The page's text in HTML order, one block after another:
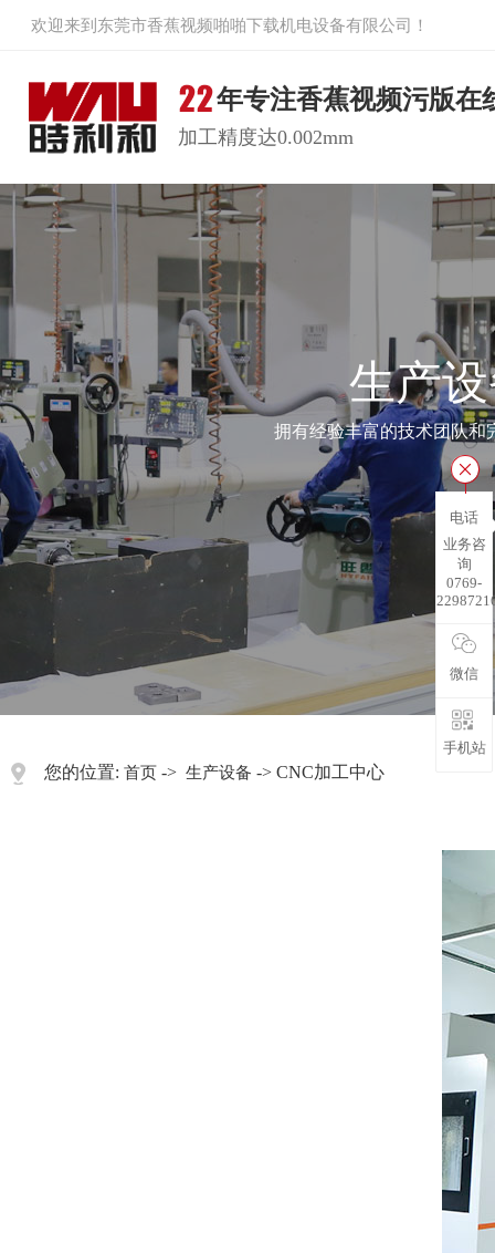
欢迎来到东莞市香蕉视频啪啪下载机电设备有限公司！
年专注香蕉视频污版在
加工精度达0.002mm
生产
拥有经验丰富的技术团队和
您的位置: 首页 -> 生产设备 -> CNC加工中心
电话
业务咨
询
0769-
微信
手机站